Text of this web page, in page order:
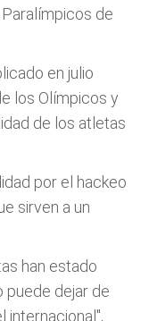
de
en julio
los Olímpicos y
de los atletas
por el hackeo
sirven a un
han estado
puede dejar de
internacional",